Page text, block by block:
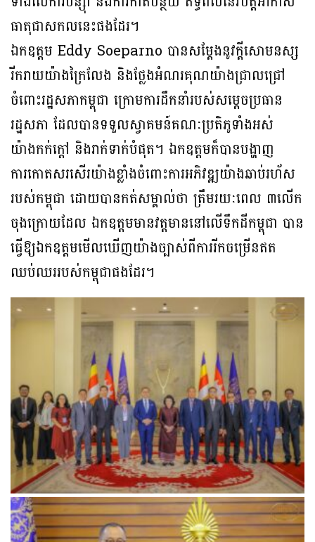
ធាតុជាសកលនេះផងដែរ។
ឯកឧត្តម Eddy Soeparno បានសម្តែងនូវក្តីសោមនស្ស
រីករាយយ៉ាងក្រៃលែង និងថ្លែងអំណរគុណយ៉ាងជ្រាលជ្រៅ
ចំពោះរដ្ឋសភាកម្ពុជា ក្រោមការដឹកនាំរបស់សម្តេចប្រធាន
រដ្ឋសភា ដែលបានទទួលស្វាគមន៍គណៈប្រតិភូទាំងអស់
យ៉ាងកក់ក្តៅ និងរាក់ទាក់បំផុត។ ឯកឧត្តមក៏បានបង្ហាញ
ការកោតសរសើរយ៉ាងខ្លាំងចំពោះការអភិវឌ្ឍយ៉ាងឆាប់រហ័ស
របស់កម្ពុជា ដោយបានកត់សម្គាល់ថា ត្រឹមរយៈពេល ៣លើក
ចុងក្រោយដែល ឯកឧត្តមមានវត្តមាននៅលើទឹកដីកម្ពុជា បាន
ធ្វើឱ្យឯកឧត្តមមើលឃើញយ៉ាងច្បាស់ពីការរីកចម្រើនឥត
ឈប់ឈររបស់កម្ពុជាផងដែរ។